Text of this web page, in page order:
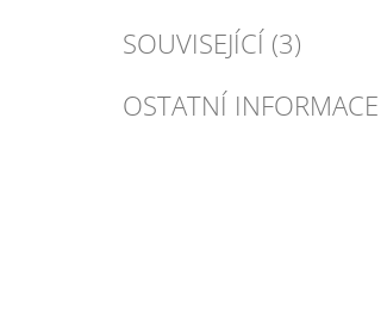
SOUVISEJÍCÍ (3)
OSTATNÍ INFORMACE